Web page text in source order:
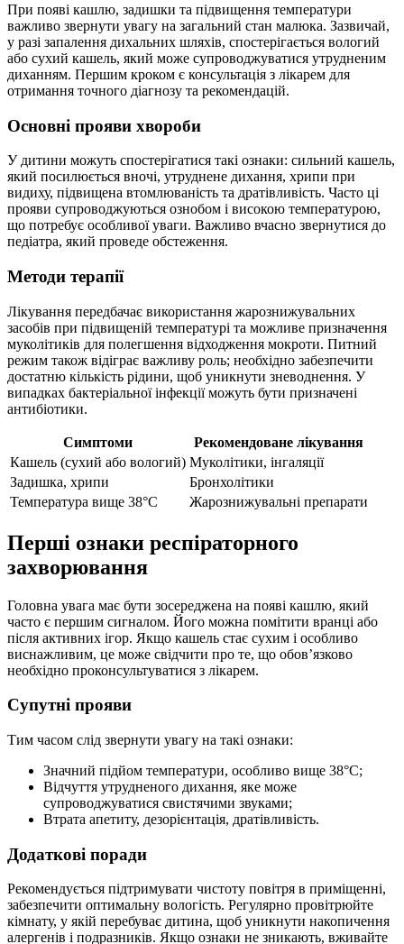
При появі кашлю, задишки та підвищення температури
важливо звернути увагу на загальний стан малюка. Зазвичай,
у разі запалення дихальних шляхів, спостерігається вологий
або сухий кашель, який може супроводжуватися утрудненим
диханням. Першим кроком є консультація з лікарем для
отримання точного діагнозу та рекомендацій.
Основні прояви хвороби
У дитини можуть спостерігатися такі ознаки: сильний кашель,
який посилюється вночі, утруднене дихання, хрипи при
видиху, підвищена втомлюваність та дратівливість. Часто ці
прояви супроводжуються ознобом і високою температурою,
що потребує особливої уваги. Важливо вчасно звернутися до
педіатра, який проведе обстеження.
Методи терапії
Лікування передбачає використання жарознижувальних
засобів при підвищеній температурі та можливе призначення
муколітиків для полегшення відходження мокроти. Питний
режим також відіграє важливу роль; необхідно забезпечити
достатню кількість рідини, щоб уникнути зневоднення. У
випадках бактеріальної інфекції можуть бути призначені
антибіотики.
Симптоми
Рекомендоване лікування
Кашель (сухий або вологий) Муколітики, інгаляції
Задишка, хрипи
Бронхолітики
Температура вище 38°C
Жарознижувальні препарати
Перші ознаки респіраторного
захворювання
Головна увага має бути зосереджена на появі кашлю, який
часто є першим сигналом. Його можна помітити вранці або
після активних ігор. Якщо кашель стає сухим і особливо
виснажливим, це може свідчити про те, що обов’язково
необхідно проконсультуватися з лікарем.
Супутні прояви
Тим часом слід звернути увагу на такі ознаки:
Значний підйом температури, особливо вище 38°C;
Відчуття утрудненого дихання, яке може
супроводжуватися свистячими звуками;
Втрата апетиту, дезорієнтація, дратівливість.
Додаткові поради
Рекомендується підтримувати чистоту повітря в приміщенні,
забезпечити оптимальну вологість. Регулярно провітрюйте
кімнату, у якій перебуває дитина, щоб уникнути накопичення
алергенів і подразників. Якщо ознаки не зникають, вживайте